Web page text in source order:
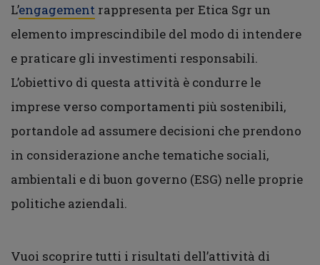
L’engagement rappresenta per Etica Sgr un
elemento imprescindibile del modo di intendere
e praticare gli investimenti responsabili.
L’obiettivo di questa attività è condurre le
imprese verso comportamenti più sostenibili,
portandole ad assumere decisioni che prendono
in considerazione anche tematiche sociali,
ambientali e di buon governo (ESG) nelle proprie
politiche aziendali.
Vuoi scoprire tutti i risultati dell’attività di